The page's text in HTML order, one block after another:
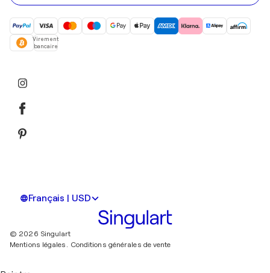
Virement
bancaire
Français | USD
© 2026 Singulart
Mentions légales.
Conditions générales de vente